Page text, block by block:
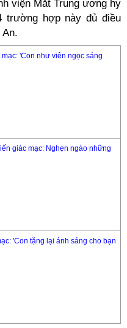
viện Mắt Trung ương hy
trường hợp này đủ điều
'Con như viên ngọc sáng
giác mạc: Nghẹn ngào những
'Con tặng lại ánh sáng cho bạn